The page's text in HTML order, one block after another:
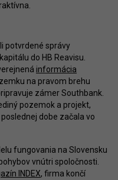
potvrdené správy
do HB Reavisu.
informácia
na pravom brehu
zámer Southbank.
pozemok a projekt,
dobe začala vo
fungovania na Slovensku
vnútri spoločnosti.
INDEX, firma končí